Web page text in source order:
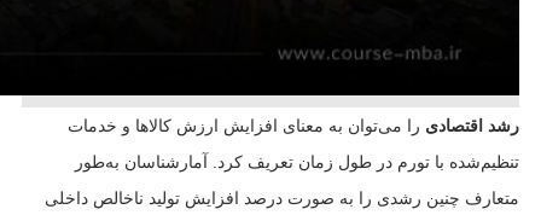
رشد اقتصادی را می‌توان به معنای افزایش ارزش کالاها و خدمات
تنظیم‌شده با تورم در طول زمان تعریف کرد. آمارشناسان به‌طور
متعارف چنین رشدی را به صورت درصد افزایش تولید ناخالص داخلی